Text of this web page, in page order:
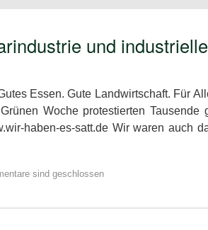
und
Essen. Gute Landwirtschaft. Für
Woche protestierten Tausende
www.wir-haben-es-
sind geschlossen